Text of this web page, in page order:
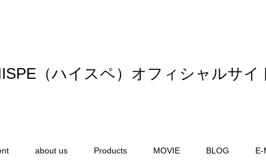
（ハイスペ）オフィシャルサイ
about us Products MOVIE BLOG E-